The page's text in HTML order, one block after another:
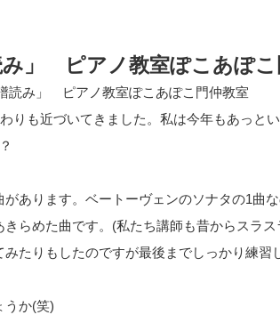
み」 ピアノ教室ぽこあぽこ
読み」 ピアノ教室ぽこあぽこ門仲教室
りも近づいてきました。私は今年もあっと
あります。ベートーヴェンのソナタの1曲
らめた曲です。(私たち講師も昔からスラ
たりもしたのですが最後までしっかり練習
うか(笑)